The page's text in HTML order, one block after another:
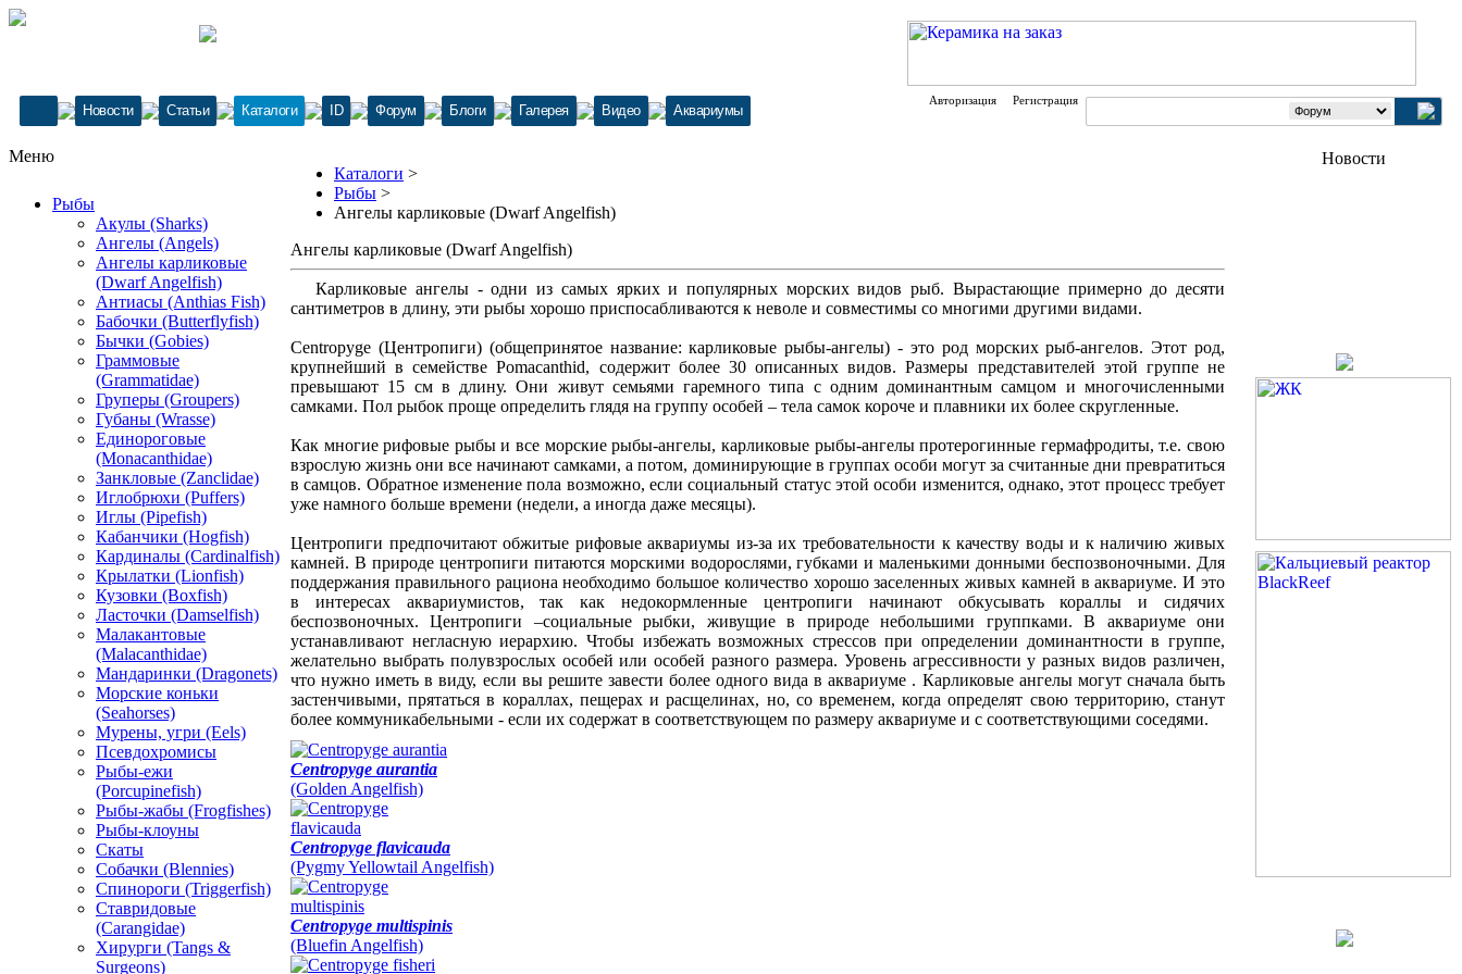
Новости Статьи Каталоги ID Форум Блоги Галерея Видео Аквариумы
Авторизация Регистрация
Меню
Рыбы
Акулы (Sharks)
Ангелы (Angels)
Ангелы карликовые
(Dwarf Angelfish)
Антиасы (Anthias Fish)
Бабочки (Butterflyfish)
Бычки (Gobies)
Граммовые
(Grammatidae)
Груперы (Groupers)
Губаны (Wrasse)
Единороговые
(Monacanthidae)
Занкловые (Zanclidae)
Иглобрюхи (Puffers)
Иглы (Pipefish)
Кабанчики (Hogfish)
Кардиналы (Cardinalfish)
Крылатки (Lionfish)
Кузовки (Boxfish)
Ласточки (Damselfish)
Малакантовые
(Malacanthidae)
Мандаринки (Dragonets)
Морские коньки
(Seahorses)
Мурены, угри (Eels)
Псевдохромисы
Рыбы-ежи
(Porcupinefish)
Рыбы-жабы (Frogfishes)
Рыбы-клоуны
Скаты
Собачки (Blennies)
Спинороги (Triggerfish)
Ставридовые
(Carangidae)
Хирурги (Tangs &
Surgeons)
Каталоги >
Рыбы >
Ангелы карликовые (Dwarf Angelfish)
Ангелы карликовые (Dwarf Angelfish)
Карликовые ангелы - одни из самых ярких и популярных морских видов рыб. Вырастающие примерно до десяти
сантиметров в длину, эти рыбы хорошо приспосабливаются к неволе и совместимы со многими другими видами.
Centropyge (Центропиги) (общепринятое название: карликовые рыбы-ангелы) - это род морских рыб-ангелов. Этот род,
крупнейший в семействе Pomacanthid, содержит более 30 описанных видов. Размеры представителей этой группе не
превышают 15 см в длину. Они живут семьями гаремного типа с одним доминантным самцом и многочисленными
самками. Пол рыбок проще определить глядя на группу особей – тела самок короче и плавники их более скругленные.
Как многие рифовые рыбы и все морские рыбы-ангелы, карликовые рыбы-ангелы протерогинные гермафродиты, т.е. свою
взрослую жизнь они все начинают самками, а потом, доминирующие в группах особи могут за считанные дни превратиться
в самцов. Обратное изменение пола возможно, если социальный статус этой особи изменится, однако, этот процесс требует
уже намного больше времени (недели, а иногда даже месяцы).
Центропиги предпочитают обжитые рифовые аквариумы из-за их требовательности к качеству воды и к наличию живых
камней. В природе центропиги питаются морскими водорослями, губками и маленькими донными беспозвоночными. Для
поддержания правильного рациона необходимо большое количество хорошо заселенных живых камней в аквариуме. И это
в интересах аквариумистов, так как недокормленные центропиги начинают обкусывать кораллы и сидячих
беспозвоночных. Центропиги –социальные рыбки, живущие в природе небольшими группками. В аквариуме они
устанавливают негласную иерархию. Чтобы избежать возможных стрессов при определении доминантности в группе,
желательно выбрать полувзрослых особей или особей разного размера. Уровень агрессивности у разных видов различен,
что нужно иметь в виду, если вы решите завести более одного вида в аквариуме . Карликовые ангелы могут сначала быть
застенчивыми, прятаться в кораллах, пещерах и расщелинах, но, со временем, когда определят свою территорию, станут
более коммуникабельными - если их содержат в соответствующем по размеру аквариуме и с соответствующими соседями.
Centropyge aurantia
(Golden Angelfish)
Centropyge flavicauda
(Pygmy Yellowtail Angelfish)
Centropyge multispinis
(Bluefin Angelfish)